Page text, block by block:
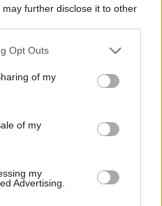
may further disclose it to other
Opt Outs
of my
of my
my
Advertising.